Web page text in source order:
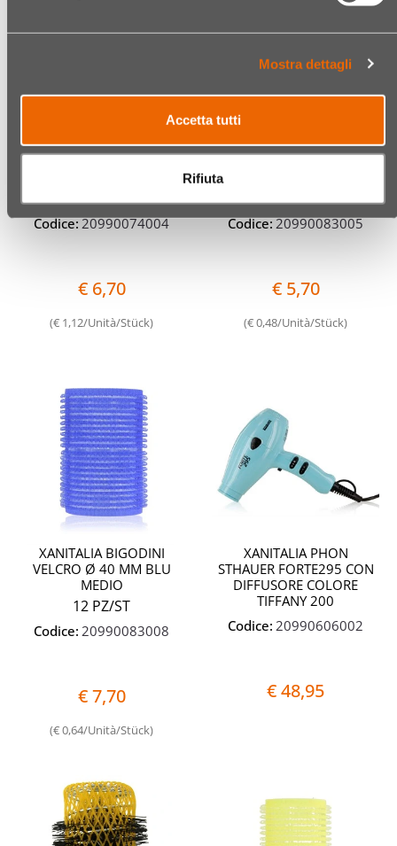
Mostra dettagli
Accetta tutti
Rifiuta
XANITALIA BIGODINI CON
SCOVOLO PROFESS. Ø 28
6 PZ/ST
Codice:20990074004
€ 6,70
(€ 1,12/Unità/Stück)
XANITALIA BIGODINI
12 PZ/ST
Codice:20990083005
€ 5,70
(€ 0,48/Unità/Stück)
XANITALIA BIGODINI
VELCRO Ø 40 MM BLU
MEDIO
12 PZ/ST
Codice: 20990083008
€ 7,70
(€ 0,64/Unità/Stück)
XANITALIA PHON
STHAUER FORTE295 CON
DIFFUSORE COLORE
TIFFANY 200
Codice: 20990606002
€ 48,95